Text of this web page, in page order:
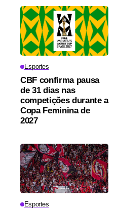
Esportes
CBF confirma pausa
de 31 dias nas
competições durante a
Copa Feminina de
2027
Esportes